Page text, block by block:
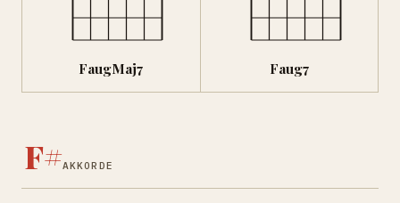
FaugMaj7 Faug7
F#AKKORDE